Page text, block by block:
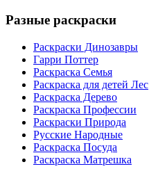
Разные раскраски
Раскраски Динозавры
Гарри Поттер
Раскраска Семья
Раскраска для детей Лес
Раскраска Дерево
Раскраска Профессии
Раскраски Природа
Русские Народные
Раскраска Посуда
Раскраска Матрешка